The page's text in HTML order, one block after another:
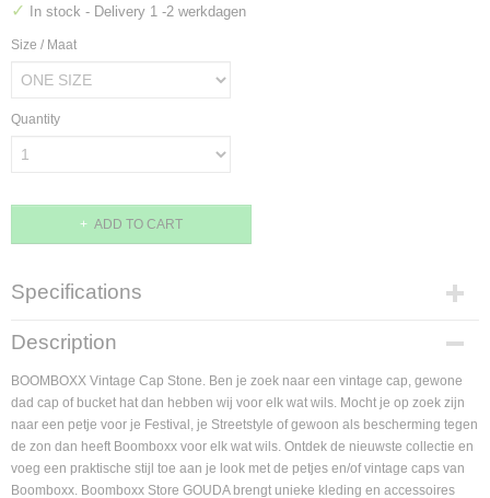
✓ In stock - Delivery 1 -2 werkdagen
Size / Maat
Quantity
ADD TO CART
Specifications
Product code
VNTG05STN
Supplier product code
VNTG05STN
Description
BOOMBOXX Vintage Cap Stone. Ben je zoek naar een vintage cap, gewone
dad cap of bucket hat dan hebben wij voor elk wat wils. Mocht je op zoek zijn
naar een petje voor je Festival, je Streetstyle of gewoon als bescherming tegen
de zon dan heeft Boomboxx voor elk wat wils. Ontdek de nieuwste collectie en
voeg een praktische stijl toe aan je look met de petjes en/of vintage caps van
Boomboxx. Boomboxx Store GOUDA brengt unieke kleding en accessoires